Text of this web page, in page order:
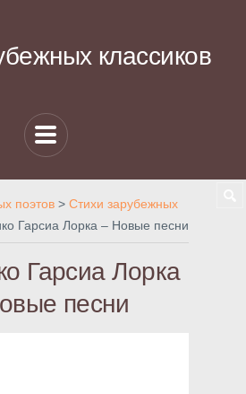
классиков
поэтов > Стихи зарубежных
Гарсиа Лорка – Новые песни
Гарсиа Лорка
песни